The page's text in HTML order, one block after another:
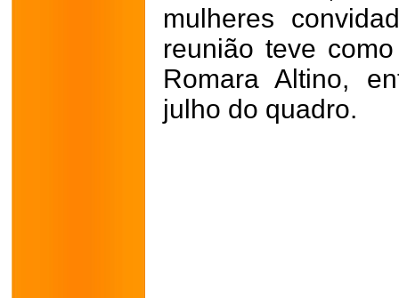
mulheres
reunião teve
Romara Altino,
julho do quadro.